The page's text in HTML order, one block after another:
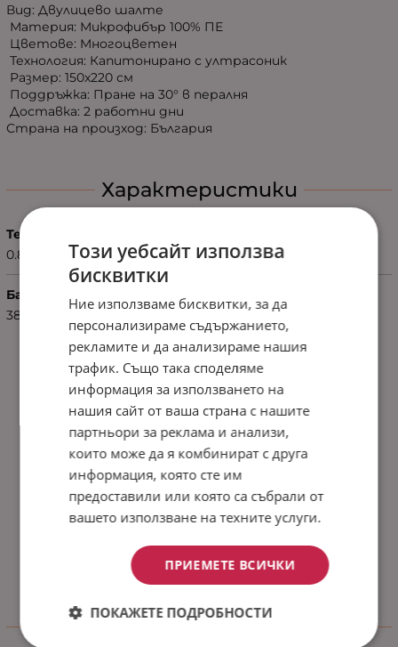
Вид: Двулицево шалте
Материя: Микрофибър 100% ПЕ
Цветове: Mногоцветен
Технология: Капитонирано с ултрасоник
Размер: 150x220 см
Поддръжка: Пране на 30° в пералня
Доставка: 2 работни дни
Страна на произход: България
Характеристики
Тегло (кг.)
0.80
Баркод (ISBN, UPC, др.)
3800237623075
Отзиви към продукт
Този уебсайт използва
бисквитки
Ние използваме бисквитки, за да
персонализираме съдържанието,
рекламите и да анализираме нашия
трафик. Също така споделяме
информация за използването на
нашия сайт от ваша страна с нашите
партньори за реклама и анализи,
които може да я комбинират с друга
информация, която сте им
предоставили или която са събрали от
вашето използване на техните услуги.
ПРИЕМЕТЕ ВСИЧКИ
ПОКАЖЕТЕ ПОДРОБНОСТИ